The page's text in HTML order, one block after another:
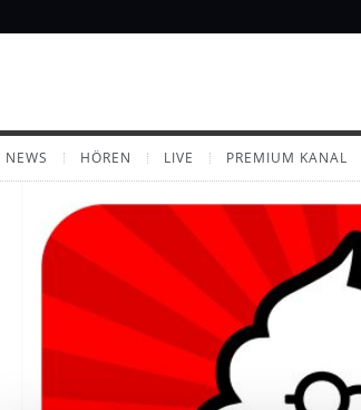
NEWS HÖREN LIVE PREMIUM KANAL